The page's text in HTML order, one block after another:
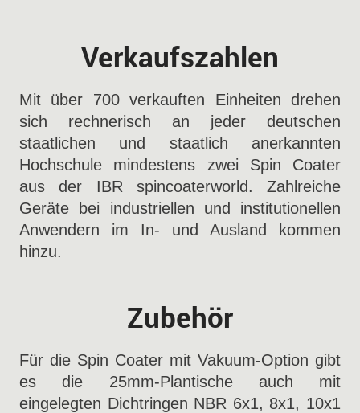
Verkaufszahlen
Mit über 700 verkauften Einheiten drehen
sich rechnerisch an jeder deutschen
staatlichen und staatlich anerkannten
Hochschule mindestens zwei Spin Coater
aus der IBR spincoaterworld. Zahlreiche
Geräte bei industriellen und institutionellen
Anwendern im In- und Ausland kommen
hinzu.
Zubehör
Für die Spin Coater mit Vakuum-Option gibt
es die 25mm-Plantische auch mit
eingelegten Dichtringen NBR 6x1, 8x1, 10x1